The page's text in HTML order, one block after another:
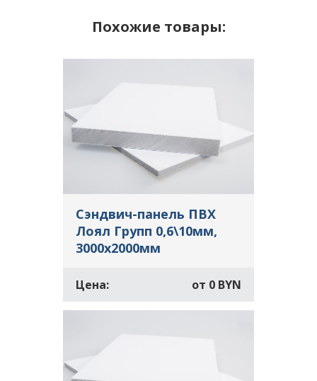
Похожие товары:
Сэндвич-панель ПВХ
Лоял Групп 0,6\10мм,
3000х2000мм
Цена: от 0 BYN